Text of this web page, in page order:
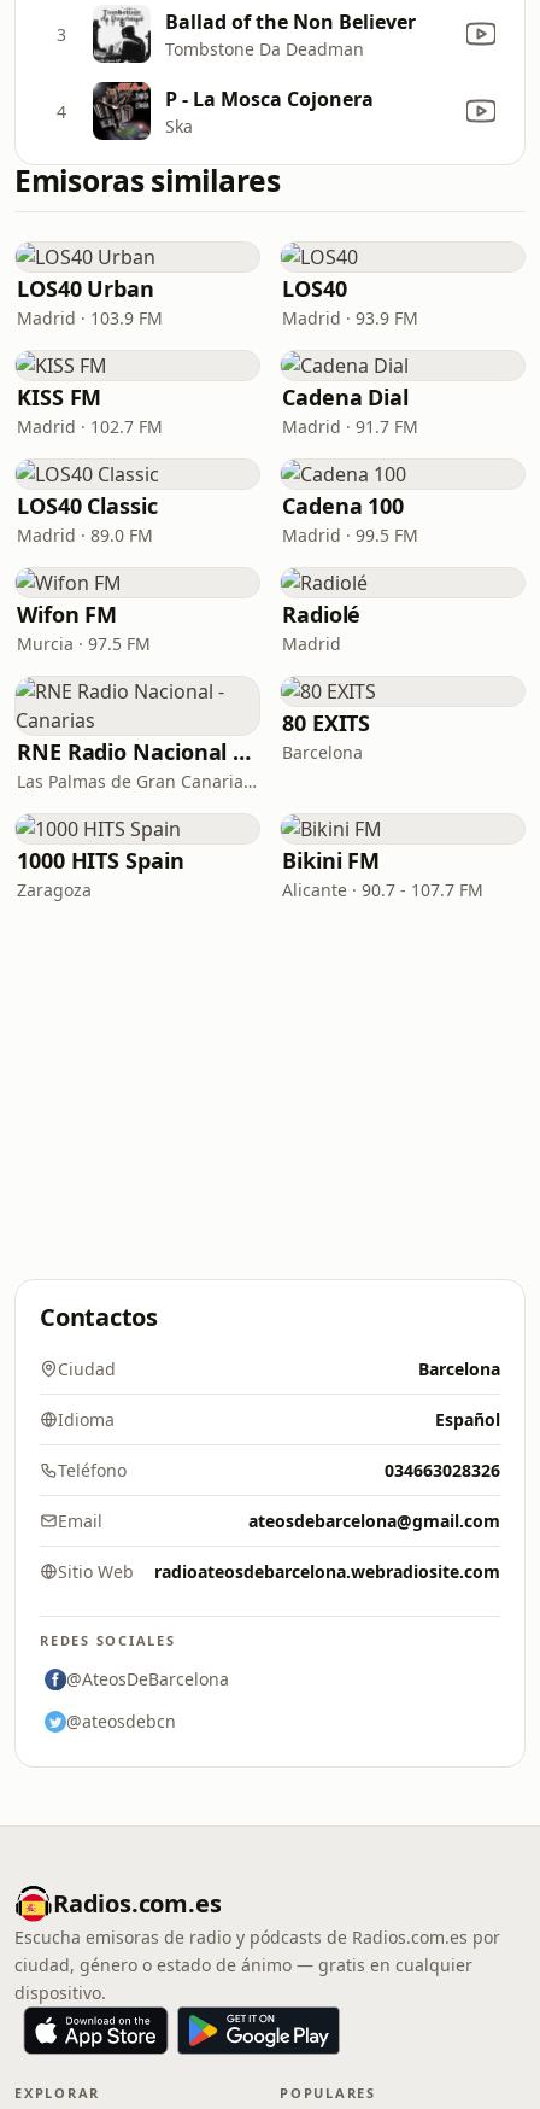
3 Ballad of the Non Believer
Tombstone Da Deadman
4 P - La Mosca Cojonera
Ska
Emisoras similares
LOS40 Urban
Madrid · 103.9 FM
LOS40
Madrid · 93.9 FM
KISS FM
Madrid · 102.7 FM
Cadena Dial
Madrid · 91.7 FM
LOS40 Classic
Madrid · 89.0 FM
Cadena 100
Madrid · 99.5 FM
Wifon FM
Murcia · 97.5 FM
Radiolé
Madrid
RNE Radio Nacional - Canarias
Las Palmas de Gran Canaria · 92.8 FM
80 EXITS
Barcelona
1000 HITS Spain
Zaragoza
Bikini FM
Alicante · 90.7 - 107.7 FM
Contactos
Ciudad Barcelona
Idioma Español
Teléfono 034663028326
Email ateosdebarcelona@gmail.com
Sitio Web radioateosdebarcelona.webradiosite.com
REDES SOCIALES
@AteosDeBarcelona
@ateosdebcn
Radios.com.es
Escucha emisoras de radio y pódcasts de Radios.com.es por
ciudad, género o estado de ánimo — gratis en cualquier
dispositivo.
EXPLORAR POPULARES